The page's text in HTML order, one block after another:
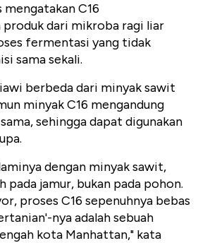
mengatakan C16
produk dari mikroba ragi liar
fermentasi yang tidak
sama sekali.
berbeda dari minyak sawit
minyak C16 mengandung
sehingga dapat digunakan
dengan minyak sawit,
pada jamur, bukan pada pohon.
proses C16 sepenuhnya bebas
nya adalah sebuah
kota Manhattan," kata